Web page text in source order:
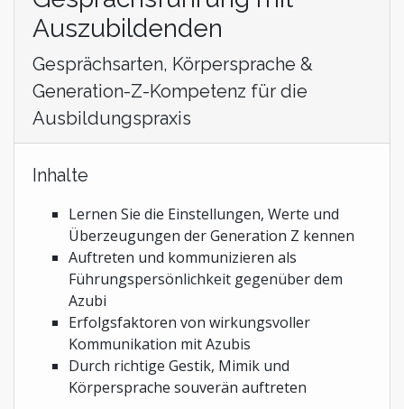
Auszubildenden
Gesprächsarten, Körpersprache &
Generation-Z-Kompetenz für die
Ausbildungspraxis
Inhalte
Lernen Sie die Einstellungen, Werte und
Überzeugungen der Generation Z kennen
Auftreten und kommunizieren als
Führungspersönlichkeit gegenüber dem
Azubi
Erfolgsfaktoren von wirkungsvoller
Kommunikation mit Azubis
Durch richtige Gestik, Mimik und
Körpersprache souverän auftreten